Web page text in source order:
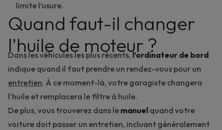
limite l’usure.
Quand faut-il changer
l’huile de moteur ?
Dans les véhicules les plus récents,l’ordinateur de bord
indique quand il faut prendre un rendez-vous pour un
entretien. À ce moment-là, votre garagiste changera
l’huile et remplacera le filtre à huile.
De plus, vous trouverez dans le manuel quand votre
voiture doit passer un entretien, incluant généralement